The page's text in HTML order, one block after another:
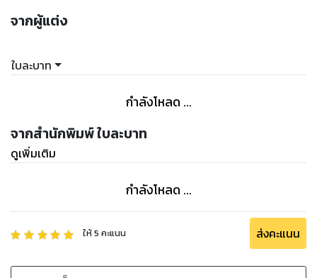
แต่ปัดเท่าไหร่ก็ไม่ยอมออก แล้วนี้ฉันหลับไปตอนไหนเนี่ยจำได้ครั้ง
"เอะ?...เฮ้ย..." ฉันหันไปตามเสียงทันทีก็เห็นไอ้คนใจร้ายทำหน้า
"ปล่อย! อื้ออ!" ฉันผลักไอ้คนใจร้ายที่กอดฉันออกแต่ดูเหมือนมันจะ
ไม่ได้ผลเขาไม่ยอมปล่อยแถมกอดแน่นกว่าเดิมอีกด้วย
"นอน ง่วง!" พูดน้ำเสียงเข้ม กลัวตายแหละ แบร่ๆ
"อย่าจับไบรอันต์" ฉันส่งเสียงปรามคนมือไว้ ก็ตอนนี้มือไอ้คน
ใจร้ายกำลังลูบไล้หน้าอกฉันเล่นนะสิ บ้าจริง
"จับหน่อย" ไอ้คนหน้ามึนยังมีหน้ามาขอจับนมคนอื่นซึ่งๆหน้าแบบ
นี้อีก
"ไม่!.." ฉันปฏิเสธเสียงแข็ง
"ตอนเด็กฉันยังจับได้เลย" ไอ้คนหน้ามึนผงกหัวขึ้นมาตอบหน้า
ตาย นั้นมันตอนเด็กนะเว้ย
จากผู้แต่ง
ใบละบาท
กำลังโหลด ...
จากสำนักพิมพ์ ใบละบาท
ดูเพิ่มเติม
กำลังโหลด ...
ให้5 คะแนน ส่งคะแนน